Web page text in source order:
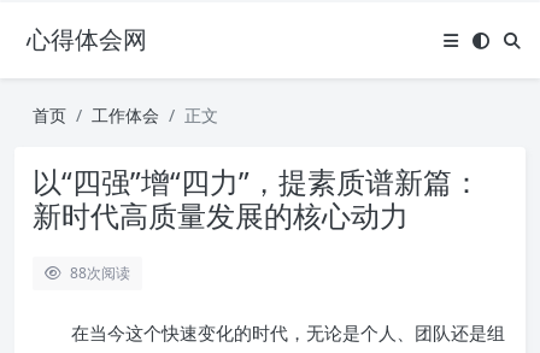
心得体会网
首页 工作体会 正文
以“四强”增“四力”，提素质谱新篇：
新时代高质量发展的核心动力
88次阅读
在当今这个快速变化的时代，无论是个人、团队还是组